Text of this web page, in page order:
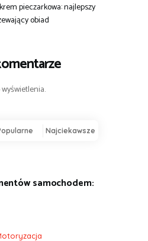
pieczarkowa: najlepszy
obiad
Najciekawsze
samochodem: